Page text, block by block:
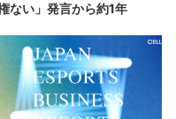
ない」発言から約1年